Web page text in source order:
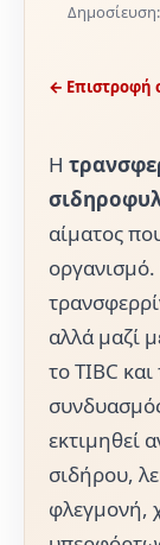
Δημοσίευση:
← Επιστροφή
Η
αίματος
οργανισμό.
αλλά μαζί
το TIBC
εκτιμηθεί
σιδήρου,
φλεγμονή,